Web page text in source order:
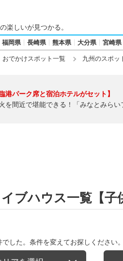
楽しいが見つかる。
福岡県 長崎県 熊本県 大分県 宮崎県
おでかけスポット一覧 九州のスポッ
臨港パーク席と宿泊ホテルがセット】
を間近で堪能できる！「みなとみら
ブハウス一覧【子
した。条件を変えてお探しください。